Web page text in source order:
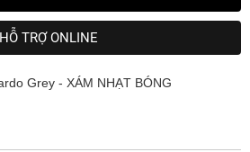
HỖ TRỢ ONLINE